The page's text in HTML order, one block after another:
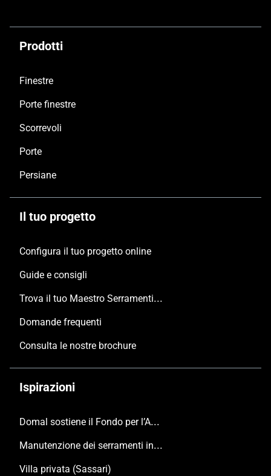
Prodotti
Finestre
Porte finestre
Scorrevoli
Porte
Persiane
Il tuo progetto
Configura il tuo progetto online
Guide e consigli
Trova il tuo Maestro Serramentista Domal
Domande frequenti
Consulta le nostre brochure
Ispirazioni
Domal sostiene il Fondo per l’Ambiente Italiano anche per le Giornate FAI di Primavera 2024
Manutenzione dei serramenti in alluminio
Villa privata (Sassari)